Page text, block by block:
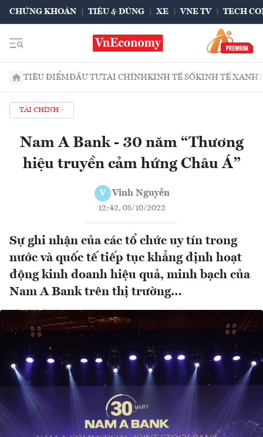
CHỨNG KHOÁN TIÊU & DÙNG XE VNE TV TECH
TIÊU ĐIỂMĐẦU TƯTÀI CHÍNHKINH TẾ SỐKINH TẾ XANH
TÀI CHÍNH
Nam A Bank - 30 năm “Thương
hiệu truyền cảm hứng Châu Á”
V Vinh Nguyễn
12:42, 08/10/2022
Sự ghi nhận của các tổ chức uy tín trong
nước và quốc tế tiếp tục khẳng định hoạt
động kinh doanh hiệu quả, minh bạch của
Nam A Bank trên thị trường…